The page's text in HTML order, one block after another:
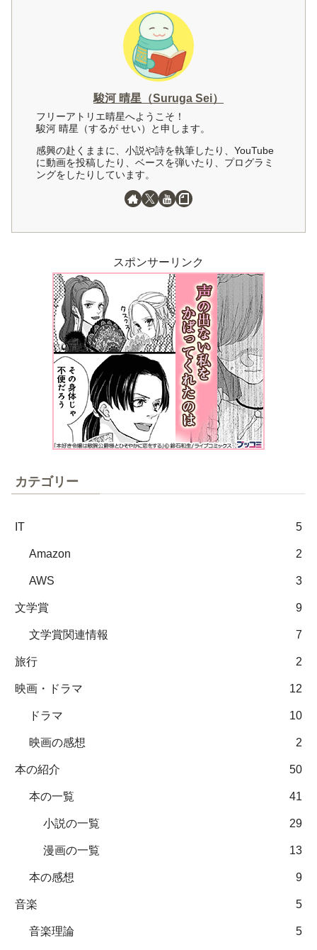
駿河 晴星（Suruga Sei）
フリーアトリエ晴星へようこそ！
駿河 晴星（するが せい）と申します。
感興の赴くままに、小説や詩を執筆したり、YouTube
に動画を投稿したり、ベースを弾いたり、プログラミ
ングをしたりしています。
スポンサーリンク
カテゴリー
IT 5
Amazon 2
AWS 3
文学賞 9
文学賞関連情報 7
旅行 2
映画・ドラマ 12
ドラマ 10
映画の感想 2
本の紹介 50
本の一覧 41
小説の一覧 29
漫画の一覧 13
本の感想 9
音楽 5
音楽理論 5